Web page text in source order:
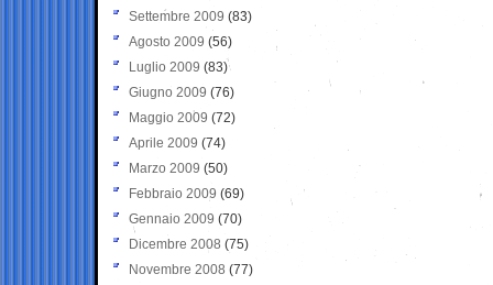
Settembre 2009 (83)
Agosto 2009 (56)
Luglio 2009 (83)
Giugno 2009 (76)
Maggio 2009 (72)
Aprile 2009 (74)
Marzo 2009 (50)
Febbraio 2009 (69)
Gennaio 2009 (70)
Dicembre 2008 (75)
Novembre 2008 (77)